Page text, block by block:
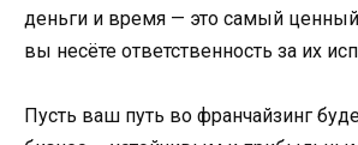
деньги и время — это самый ценный
вы несёте ответственность за их
Пусть ваш путь во франчайзинг